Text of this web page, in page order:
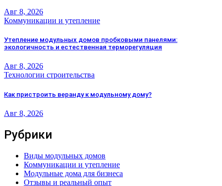
Авг 8, 2026
Коммуникации и утепление
Утепление модульных домов пробковыми панелями:
экологичность и естественная терморегуляция
Авг 8, 2026
Технологии строительства
Как пристроить веранду к модульному дому?
Авг 8, 2026
Рубрики
Виды модульных домов
Коммуникации и утепление
Модульные дома для бизнеса
Отзывы и реальный опыт